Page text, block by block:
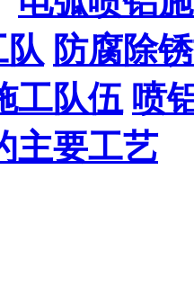
防腐除
工队伍 喷
主要工艺